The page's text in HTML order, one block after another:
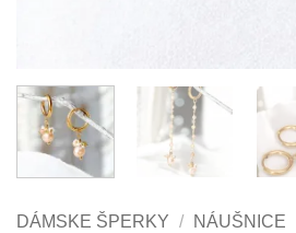
DÁMSKE ŠPERKY / NÁUŠNICE